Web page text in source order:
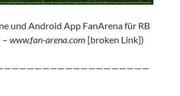
und Android App FanArena für RB
–www.fan-arena.com [broken Link])